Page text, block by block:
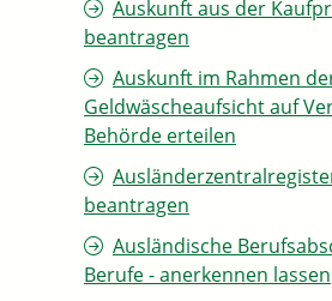
Auskunft aus der
beantragen
Auskunft im Rahmen
Geldwäscheaufsicht auf
Behörde erteilen
beantragen
Ausländische
Berufe - anerkennen lassen